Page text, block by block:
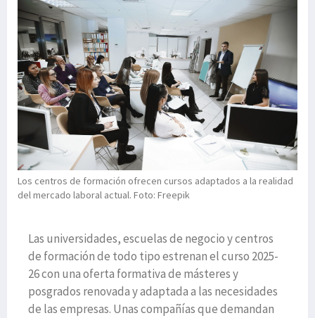
Los centros de formación ofrecen cursos adaptados a la realidad
del mercado laboral actual. Foto: Freepik
Las universidades, escuelas de negocio y centros
de formación de todo tipo estrenan el curso 2025-
26 con una oferta formativa de másteres y
posgrados renovada y adaptada a las necesidades
de las empresas. Unas compañías que demandan